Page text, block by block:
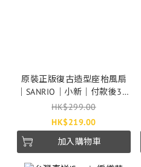
原裝正版復古造型座枱風扇
｜SANRIO｜小新｜付款後3-7
個工作天發貨
HK$299.00
HK$219.00
加入購物車